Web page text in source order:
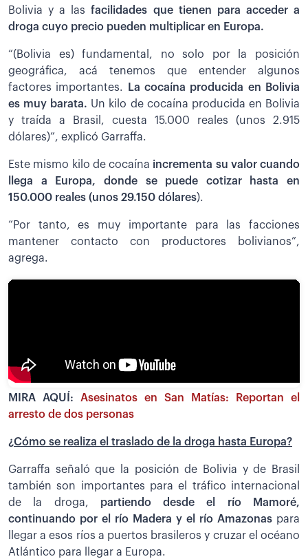
Bolivia y a las facilidades que tienen para acceder a
droga cuyo precio pueden multiplicar en Europa.
“(Bolivia es) fundamental, no solo por la posición
geográfica, acá tenemos que entender algunos
factores importantes.
La cocaína producida en Bolivia
es muy barata. Un kilo de cocaína producida en Bolivia
y traída a Brasil, cuesta 15.000 reales (unos 2.915
dólares)”, explicó Garraffa.
Este mismo kilo de cocaína incrementa su valor cuando
llega a Europa, donde se puede cotizar hasta en
150.000 reales (unos 29.150 dólares).
“Por tanto, es muy importante para las facciones
mantener contacto con productores bolivianos”,
agrega.
MIRA AQUÍ: Asesinatos en San Matías: Reportan el
arresto de dos personas
¿Cómo se realiza el traslado de la droga hasta Europa?
Garraffa señaló que la posición de Bolivia y de Brasil
también son importantes para el tráfico internacional
de la droga, partiendo desde el río Mamoré,
continuando por el río Madera y el río Amazonas para
llegar a esos ríos a puertos brasileros y cruzar el océano
Atlántico para llegar a Europa.